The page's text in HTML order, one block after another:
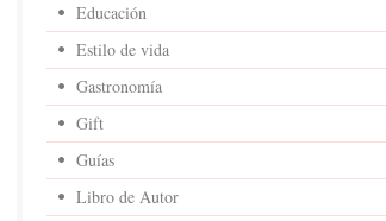
Educación
Estilo de vida
Gastronomía
Gift
Guías
Libro de Autor